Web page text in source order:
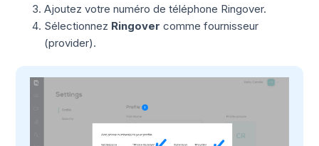
Ajoutez votre numéro de téléphone Ringover.
Sélectionnez Ringover comme fournisseur
(provider).